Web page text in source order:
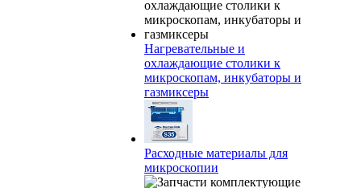
Нагревательные и
охлаждающие столики к
микроскопам, инкубаторы и
газмиксеры
Расходные материалы для
микроскопии